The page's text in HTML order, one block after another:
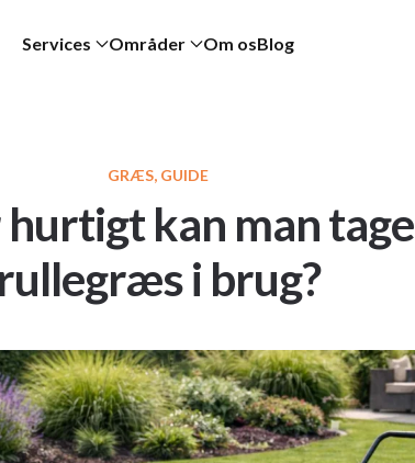
Services Områder Om osBlog
GRÆS, GUIDE
kan man tage
rullegræs i brug?